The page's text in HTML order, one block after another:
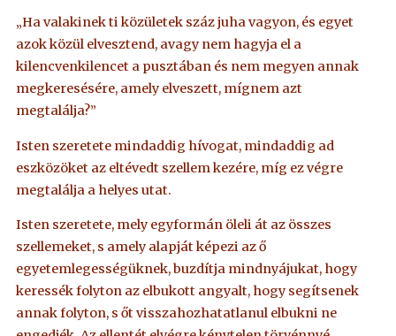
„Ha valakinek ti közületek száz juha vagyon, és egyet
azok közül elvesztend, avagy nem hagyja el a
kilencvenkilencet a pusztában és nem megyen annak
megkeresésére, amely elveszett, mígnem azt
megtalálja?”
Isten szeretete mindaddig hívogat, mindaddig ad
eszközöket az eltévedt szellem kezére, míg ez végre
megtalálja a helyes utat.
Isten szeretete, mely egyformán öleli át az összes
szellemeket, s amely alapját képezi az ő
egyetemlegességüknek, buzdítja mindnyájukat, hogy
keressék folyton az elbukott angyalt, hogy segítsenek
annak folyton, s őt visszahozhatatlanul elbukni ne